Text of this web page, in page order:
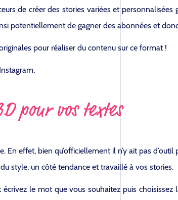
de créer des stories variées et personnalisées
potentiellement de gagner des abonnées et
pour réaliser du contenu sur ce format !
pour vos textes
effet, bien qu’officiellement il n’y ait pas
style, un côté tendance et travaillé à vos stories.
le mot que vous souhaitez puis choisissez